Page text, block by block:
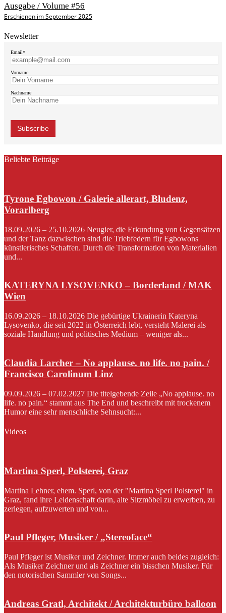
Ausgabe / Volume #56
Erschienen im September 2025
Newsletter
Email*
Vorname
Nachname
Beliebte Beiträge
Tyrone Egbowon / Galerie allerart, Bludenz,
Vorarlberg
18.09.2026 – 25.10.2026 Neugier, die Erkundung von Gegensätzen
und der Tanz dazwischen sind die Triebfedern für Egbowons
künstlerisches Schaffen. Durch die Transformation von Materialien
und...
KATERYNA LYSOVENKO – Borderland / MAK
Wien
16.09.2026 – 18.10.2026 Die gebürtige Ukrainerin Kateryna
Lysovenko, die seit 2022 in Österreich lebt, versteht Malerei als
soziale Handlung und politisches Medium – weniger als...
Claudia Larcher – No applause. no life. no pain. /
Francisco Carolinum Linz
09.09.2026 – 07.02.2027 Die titelgebende Zeile „No applause. no
life. no pain.“ stammt aus The End und beschreibt mit trockenem
Humor eine sehr menschliche Sehnsucht:...
Videos
Martina Sperl, Polsterei, Graz
Martina Lehner, ehem. Sperl, von der "Martina Sperl Polsterei" in
Graz, fand ihre Leidenschaft darin, alte Sitzmöbel zu erwerben, zu
zerlegen, aufzuwerten und von...
Paul Pfleger, Musiker / „Stereoface“
Paul Pfleger ist Musiker und Zeichner. Immer auch beides zugleich:
Als Musiker Zeichner und als Zeichner ein bisschen Musiker. Für
den notorischen Sammler von Songs...
Andreas Gratl, Architekt / Architekturbüro balloon